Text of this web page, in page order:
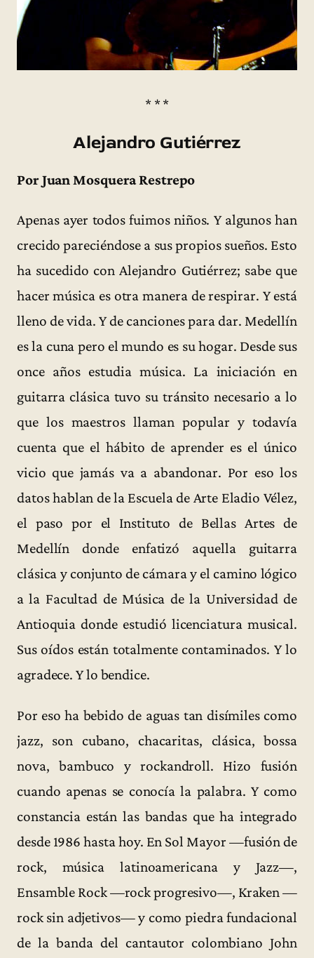
* * *
Alejandro Gutiérrez
Por Juan Mosquera Restrepo
Apenas ayer todos fuimos niños. Y algunos han
crecido pareciéndose a sus propios sueños. Esto
ha sucedido con Alejandro Gutiérrez; sabe que
hacer música es otra manera de respirar. Y está
lleno de vida. Y de canciones para dar. Medellín
es la cuna pero el mundo es su hogar. Desde sus
once años estudia música. La iniciación en
guitarra clásica tuvo su tránsito necesario a lo
que los maestros llaman popular y todavía
cuenta que el hábito de aprender es el único
vicio que jamás va a abandonar. Por eso los
datos hablan de la Escuela de Arte Eladio Vélez,
el paso por el Instituto de Bellas Artes de
Medellín donde enfatizó aquella guitarra
clásica y conjunto de cámara y el camino lógico
a la Facultad de Música de la Universidad de
Antioquia donde estudió licenciatura musical.
Sus oídos están totalmente contaminados. Y lo
agradece. Y lo bendice.
Por eso ha bebido de aguas tan disímiles como
jazz, son cubano, chacaritas, clásica, bossa
nova, bambuco y rockandroll. Hizo fusión
cuando apenas se conocía la palabra. Y como
constancia están las bandas que ha integrado
desde 1986 hasta hoy. En Sol Mayor —fusión de
rock, música latinoamericana y Jazz—,
Ensamble Rock —rock progresivo—, Kraken —
rock sin adjetivos— y como piedra fundacional
de la banda del cantautor colombiano John